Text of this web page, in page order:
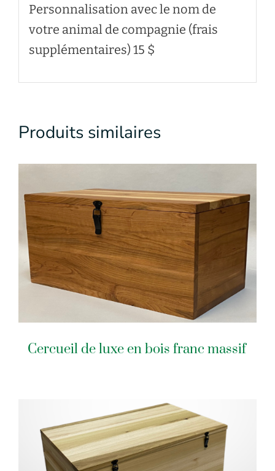
Personnalisation avec le nom de
votre animal de compagnie (frais
supplémentaires) 15 $
Produits similaires
Cercueil de luxe en bois franc massif